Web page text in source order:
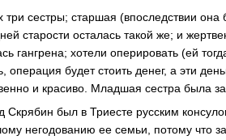
три сестры; старшая (впоследствии
старости осталась такой же; и
гангрена; хотели оперировать (ей
операция будет стоить денег, а эти
и красиво. Младшая сестра была
Скрябин был в Триесте русским
негодованию ее семьи, потому что